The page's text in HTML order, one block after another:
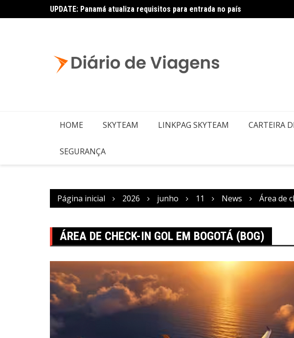
Copa – Atualização: Política de Alterações e Reembolsos por Doença ou
HOME SKYTEAM LINKPAG SKYTEAM CARTEIRA
SEGURANÇA
Página inicial 2026 junho 11 News Área de
ÁREA DE CHECK-IN GOL EM BOGOTÁ (BOG)